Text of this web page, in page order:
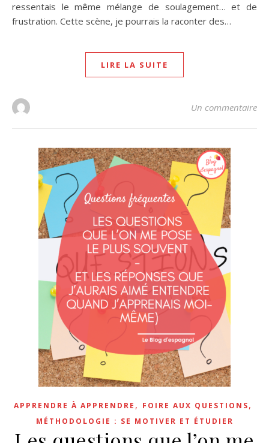
ressentais le même mélange de soulagement… et de
frustration. Cette scène, je pourrais la raconter des…
LIRE LA SUITE
Un commentaire
APPRENDRE À APPRENDRE , FOIRE AUX QUESTIONS,
MÉTHODOLOGIE : SE MOTIVER ET ÉTUDIER